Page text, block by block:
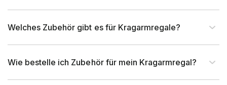
Fachlast (kg) 500 kg
Max. Armlast (kg)
Kragarmlänge (mm) 780 mm
Welches Zubehör gibt es für Kragarmregale?
Wie bestelle ich Zubehör für mein Kragarmregal?